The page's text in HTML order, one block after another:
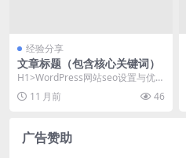
经验分享
文章标题（包含核心关键词）
H1>WordPress网站seo设置与优化
教程 WordPress作为全...
11 月前 46
广告赞助